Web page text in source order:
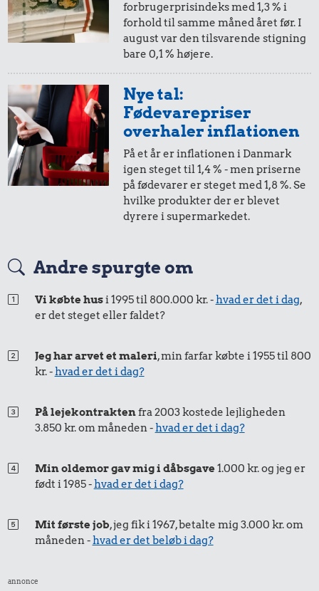
0,72 kr.
1 kg kartofler
0,55 kr.
1 liter mælk
9,10 kr.
10 kg gas
0,27 kr.
24 kr.
København-
Mallorca
664 kr.
1 kg havregryn
0,38 kr.
forbrugerprisindeks med 1,3 % i
forhold til samme måned året før. I
august var den tilsvarende stigning
bare 0,1 % højere.
Nye tal:
Fødevarepriser
overhaler inflationen
På et år er inflationen i Danmark
igen steget til 1,4 % - men priserne
på fødevarer er steget med 1,8 %. Se
hvilke produkter der er blevet
dyrere i supermarkedet.
Andre spurgte om
Vi købte husi 1995 til 800.000 kr. -hvad er det i dag,
er det steget eller faldet?
Jeg har arvet et maleri, min farfar købte i 1955 til 800
kr. -hvad er det i dag?
På lejekontraktenfra 2003 kostede lejligheden
3.850 kr. om måneden -hvad er det i dag?
Min oldemor gav mig i dåbsgave1.000 kr. og jeg er
født i 1985 -hvad er det i dag?
Mit første job, jeg fik i 1967, betalte mig 3.000 kr. om
måneden -hvad er det beløb i dag?
annonce